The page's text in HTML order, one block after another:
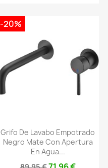
Grifo De Lavabo Empotrado
Negro Mate Con Apertura
En Agua...
-20%